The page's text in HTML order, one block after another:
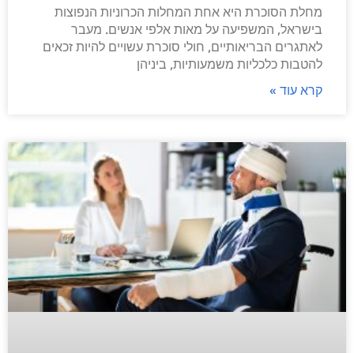
מחלת הסוכרת היא אחת המחלות הכרוניות הנפוצות
בישראל, המשפיעה על מאות אלפי אנשים. מעבר
לאתגרים הבריאותיים, חולי סוכרת עשויים להיות זכאים
להטבות כלכליות משמעותיות, ביניהן
קרא עוד »